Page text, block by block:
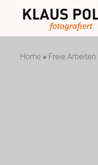
Home » Freie Arbeiten